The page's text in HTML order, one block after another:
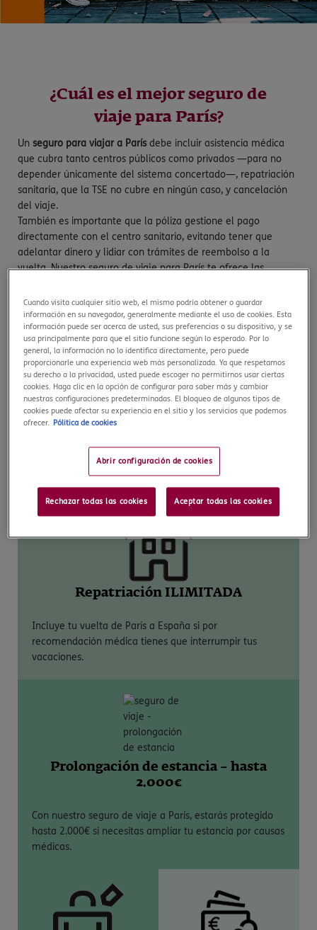
¿Cuál es el mejor seguro de
viaje para París?
Un seguro para viajar a Parísdebe incluir asistencia médica
que cubra tanto centros públicos como privados —para no
depender únicamente del sistema concertado—, repatriación
sanitaria, que la TSE no cubre en ningún caso, y cancelación
del viaje.
También es importante que la póliza gestione el pago
directamente con el centro sanitario, evitando tener que
adelantar dinero y lidiar con trámites de reembolso a la
vuelta. Nuestro seguro de viaje para París te ofrece las
Asistencia Médica ILIMITADA –
24/7/365
Recibe atención médica sin límites y en una amplia red
de centros médicos privados de forma rápida y sin tener
que pagar nada. COVID-19 incluido.
Repatriación ILIMITADA
Incluye tu vuelta de París a España si por
recomendación médica tienes que interrumpir tus
vacaciones.
Prolongación de estancia – hasta
2.000€
Con nuestro seguro de viaje a París, estarás protegido
hasta 2.000€ si necesitas ampliar tu estancia por causas
médicas.
Cuando visita cualquier sitio web, el mismo podría obtener o guardar
información en su navegador, generalmente mediante el uso de cookies. Esta
información puede ser acerca de usted, sus preferencias o su dispositivo, y se
usa principalmente para que el sitio funcione según lo esperado. Por lo
general, la información no lo identifica directamente, pero puede
proporcionarle una experiencia web más personalizada. Ya que respetamos
su derecho a la privacidad, usted puede escoger no permitirnos usar ciertas
cookies. Haga clic en la opción de configurar para saber más y cambiar
nuestras configuraciones predeterminadas. El bloqueo de algunos tipos de
cookies puede afectar su experiencia en el sitio y los servicios que podemos
ofrecer. Pólitica de cookies
Abrir configuración de cookies
Rechazar todas las cookies Aceptar todas las cookies